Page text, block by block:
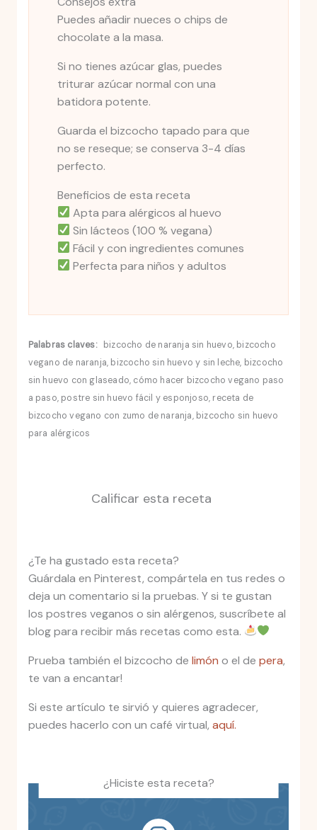
Puedes añadir nueces o chips de
chocolate a la masa.
Si no tienes azúcar glas, puedes
triturar azúcar normal con una
batidora potente.
Guarda el bizcocho tapado para que
no se reseque; se conserva 3-4 días
perfecto.
Beneficios de esta receta
Apta para alérgicos al huevo
Sin lácteos (100 % vegana)
Fácil y con ingredientes comunes
Perfecta para niños y adultos
Palabras claves:
bizcocho de naranja sin huevo, bizcocho
vegano de naranja, bizcocho sin huevo y sin leche, bizcocho
sin huevo con glaseado, cómo hacer bizcocho vegano paso
a paso, postre sin huevo fácil y esponjoso, receta de
bizcocho vegano con zumo de naranja, bizcocho sin huevo
para alérgicos
Calificar esta receta
¿Te ha gustado esta receta?
Guárdala en Pinterest, compártela en tus redes o
deja un comentario si la pruebas. Y si te gustan
los postres veganos o sin alérgenos, suscríbete al
blog para recibir más recetas como esta.
Prueba también el bizcocho de limón o el de pera,
te van a encantar!
Si este artículo te sirvió y quieres agradecer,
puedes hacerlo con un café virtual, aquí.
¿Hiciste esta receta?